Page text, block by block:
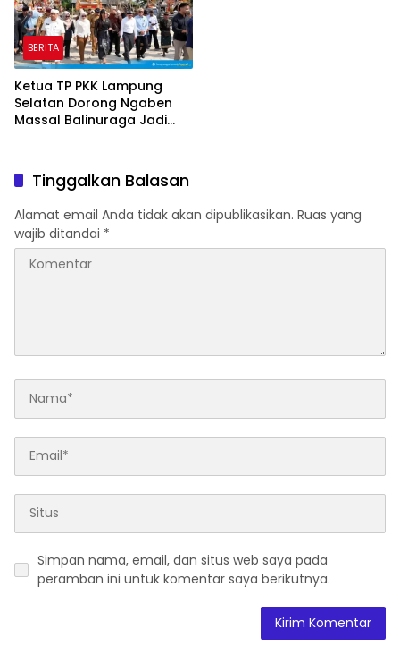
BERITA
Ketua TP PKK Lampung
Selatan Dorong Ngaben
Massal Balinuraga Jadi
Tinggalkan Balasan
Alamat email Anda tidak akan dipublikasikan. Ruas yang
wajib ditandai *
Simpan nama, email, dan situs web saya pada
peramban ini untuk komentar saya berikutnya.